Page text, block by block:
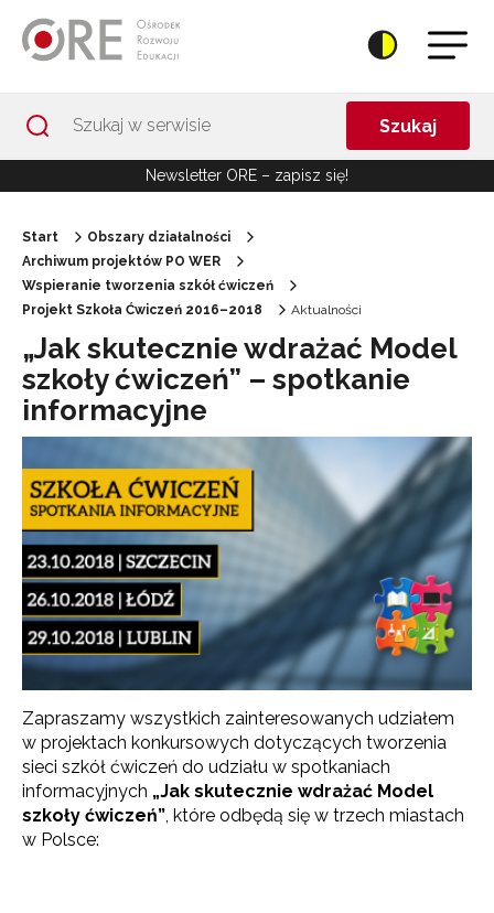
Szukaj
Newsletter ORE – zapisz się!
Start
Obszary działalności
Archiwum projektów PO WER
Wspieranie tworzenia szkół ćwiczeń
Projekt Szkoła Ćwiczeń 2016–2018
Aktualności
„Jak skutecznie wdrażać Model
szkoły ćwiczeń” – spotkanie
informacyjne
Zapraszamy wszystkich zainteresowanych udziałem
w projektach konkursowych dotyczących tworzenia
sieci szkół ćwiczeń do udziału w spotkaniach
informacyjnych „Jak skutecznie wdrażać Model
szkoły ćwiczeń” , które odbędą się w trzech miastach
w Polsce: